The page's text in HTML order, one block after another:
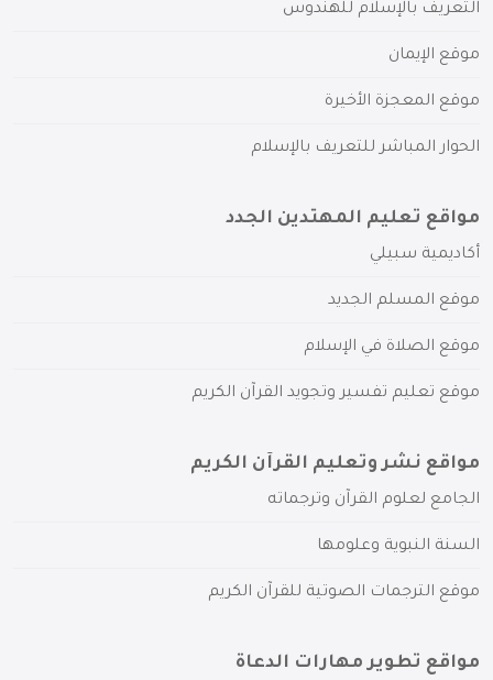
التعريف بالإسلام للهندوس
موقع الإيمان
موقع المعجزة الأخيرة
الحوار المباشر للتعريف بالإسلام
مواقع تعليم المهتدين الجدد
أكاديمية سبيلي
موقع المسلم الجديد
موقع الصلاة في الإسلام
موقع تعليم تفسير وتجويد القرآن الكريم
مواقع نشر وتعليم القرآن الكريم
الجامع لعلوم القرآن وترجماته
السنة النبوية وعلومها
موقع الترجمات الصوتية للقرآن الكريم
مواقع تطوير مهارات الدعاة